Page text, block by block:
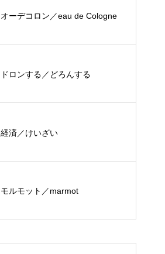
オーデコロン／eau de Cologne
ドロンする／どろんする
経済／けいざい
モルモット／marmot